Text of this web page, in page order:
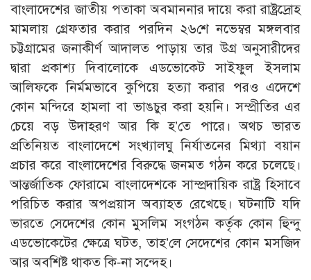
বাংলাদেশের জাতীয় পতাকা অবমাননার দায়ে করা রাষ্ট্রদ্রোহ
মামলায় গ্রেফতার করার পরদিন ২৬শে নভেম্বর মঙ্গলবার
চট্টগ্রামের জনাকীর্ণ আদালত পাড়ায় তার উগ্র অনুসারীদের
দ্বারা প্রকাশ্য দিবালোকে এডভোকেট সাইফুল ইসলাম
আলিফকে নির্মমভাবে কুপিয়ে হত্যা করার পরও এদেশে
কোন মন্দিরে হামলা বা ভাঙচুর করা হয়নি। সম্প্রীতির এর
চেয়ে বড় উদাহরণ আর কি হ’তে পারে। অথচ ভারত
প্রতিনিয়ত বাংলাদেশে সংখ্যালঘু নির্যাতনের মিথ্যা বয়ান
প্রচার করে বাংলাদেশের বিরুদ্ধে জনমত গঠন করে চলেছে।
আন্তর্জাতিক ফোরামে বাংলাদেশকে সাম্প্রদায়িক রাষ্ট্র হিসাবে
পরিচিত করার অপপ্রয়াস অব্যাহত রেখেছে। ঘটনাটি যদি
ভারতে সেদেশের কোন মুসলিম সংগঠন কর্তৃক কোন হিুন্দু
এডভোকেটের ক্ষেত্রে ঘটত, তাহ’লে সেদেশের কোন মসজিদ
আর অবশিষ্ট থাকত কি-না সন্দেহ।